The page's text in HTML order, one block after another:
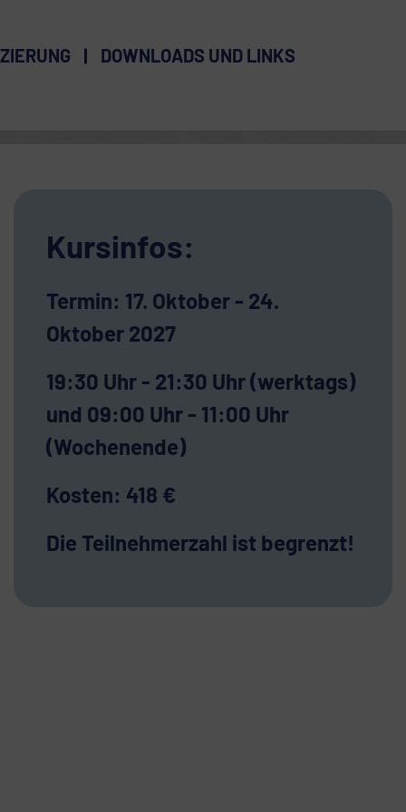
DOWNLOADS UND LINKS
Kursinfos:
Termin: 17. Oktober - 24.
Oktober 2027
19:30 Uhr - 21:30 Uhr (werktags)
und 09:00 Uhr - 11:00 Uhr
(Wochenende)
Kosten: 418 €
Die Teilnehmerzahl ist begrenzt!